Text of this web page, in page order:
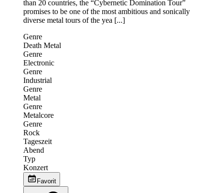
than 20 countries, the “Cybernetic Domination Tour”
promises to be one of the most ambitious and sonically
diverse metal tours of the yea [...]
Genre
Death Metal
Genre
Electronic
Genre
Industrial
Genre
Metal
Genre
Metalcore
Genre
Rock
Tageszeit
Abend
Typ
Konzert
Favorit